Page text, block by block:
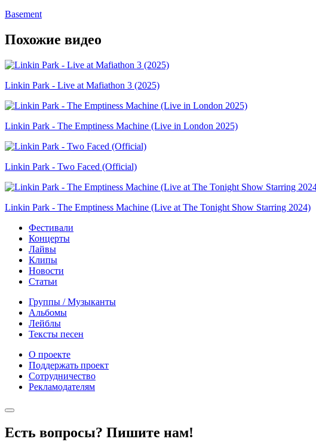
Basement
Похожие видео
Linkin Park - Live at Mafiathon 3 (2025)
Linkin Park - The Emptiness Machine (Live in London 2025)
Linkin Park - Two Faced (Official)
Linkin Park - The Emptiness Machine (Live at The Tonight Show Starring 2024)
Фестивали
Концерты
Лайвы
Клипы
Новости
Статьи
Группы / Музыканты
Альбомы
Лейблы
Тексты песен
О проекте
Поддержать проект
Сотрудничество
Рекламодателям
Есть вопросы? Пишите нам!